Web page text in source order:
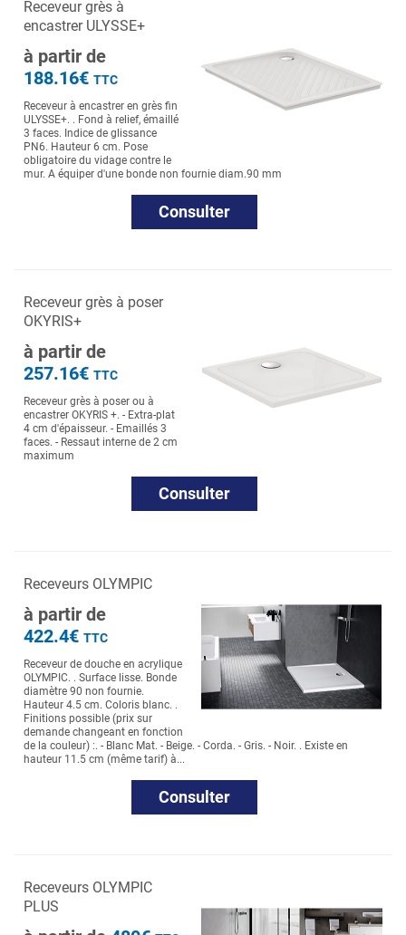
Receveur grès à
encastrer ULYSSE+
à partir de
188.16€ TTC
Receveur à encastrer en grès fin
ULYSSE+. . Fond à relief, émaillé
3 faces. Indice de glissance
PN6. Hauteur 6 cm. Pose
obligatoire du vidage contre le
mur. A équiper d'une bonde non fournie diam.90 mm
Consulter
Receveur grès à poser
OKYRIS+
à partir de
257.16€ TTC
Receveur grès à poser ou à
encastrer OKYRIS +. - Extra-plat
4 cm d'épaisseur. - Emaillés 3
faces. - Ressaut interne de 2 cm
maximum
Consulter
Receveurs OLYMPIC
à partir de
422.4€ TTC
Receveur de douche en acrylique
OLYMPIC. . Surface lisse. Bonde
diamètre 90 non fournie.
Hauteur 4.5 cm. Coloris blanc. .
Finitions possible (prix sur
demande changeant en fonction
de la couleur) :. - Blanc Mat. - Beige. - Corda. - Gris. - Noir. . Existe en
hauteur 11.5 cm (même tarif) à...
Consulter
Receveurs OLYMPIC
PLUS